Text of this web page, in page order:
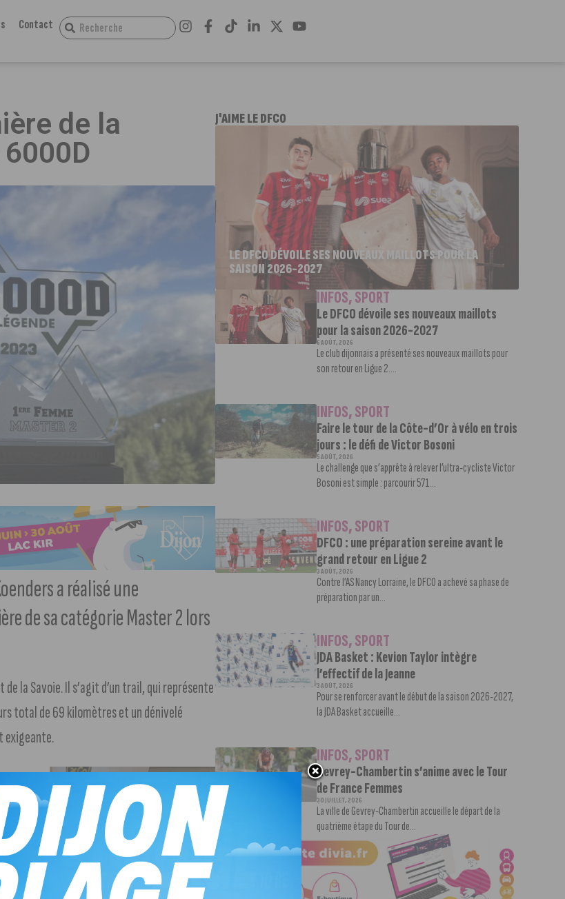
Contact
de la
a réalisé une
de sa catégorie Master 2 lors
la Savoie. Il s’agit d’un trail, qui représente
total de 69 kilomètres et un dénivelé
exigeante.
5
ce
J'AIME LE DFCO
LE DFCO DÉVOILE SES NOUVEAUX MAILLOTS POUR LA
SAISON 2026-2027
INFOS,SPORT
Le DFCO dévoile ses nouveaux maillots
pour la saison 2026-2027
6 AOÛT, 2026
Le club dijonnais a présenté ses nouveaux maillots pour
son retour en Ligue 2....
INFOS,SPORT
Faire le tour de la Côte-d’Or à vélo en trois
jours : le défi de Victor Bosoni
5 AOÛT, 2026
Le challenge que s’apprête à relever l’ultra-cycliste Victor
Bosoni est simple : parcourir 571...
INFOS,SPORT
DFCO : une préparation sereine avant le
grand retour en Ligue 2
3 AOÛT, 2026
Contre l’AS Nancy Lorraine, le DFCO a achevé sa phase de
préparation par un...
INFOS,SPORT
JDA Basket : Kevion Taylor intègre
l’effectif de la Jeanne
3 AOÛT, 2026
Pour se renforcer avant le début de la saison 2026-2027,
la JDA Basket accueille...
INFOS,SPORT
Gevrey-Chambertin s’anime avec le Tour
de France Femmes
30 JUILLET, 2026
La ville de Gevrey-Chambertin accueille le départ de la
quatrième étape du Tour de...